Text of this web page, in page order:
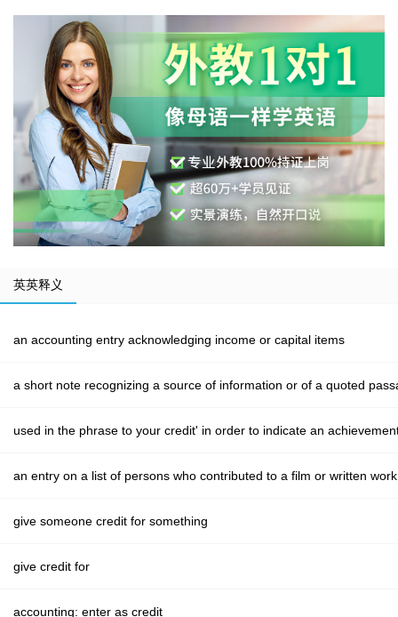
英英释义
an accounting entry acknowledging income or capital items
a short note recognizing a source of information or of a quoted
used in the phrase to your credit' in order to indicate an
an entry on a list of persons who contributed to a film or written work
give someone credit for something
give credit for
accounting: enter as credit